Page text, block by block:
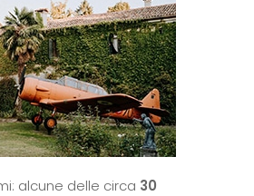
alcune delle circa 30